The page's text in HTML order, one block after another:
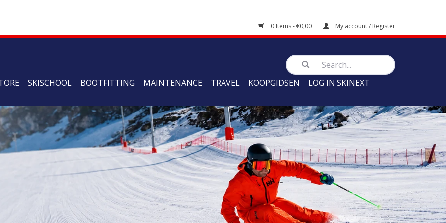
0 Items - €0,00 My account / Register
SKISCHOOL BOOTFITTING MAINTENANCE TRAVEL KOOPGIDSEN LOG IN SKINEXT